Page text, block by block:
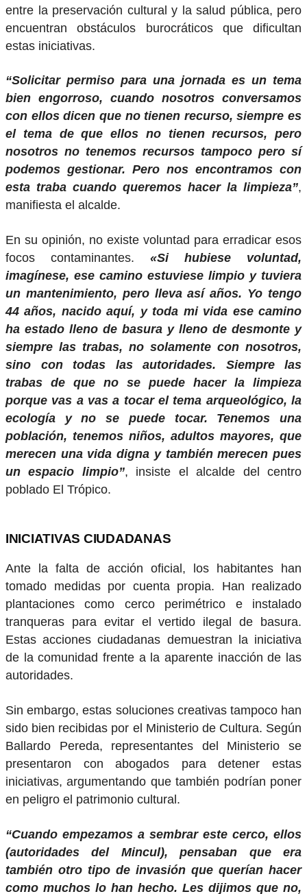
entre la preservación cultural y la salud pública, pero
encuentran obstáculos burocráticos que dificultan
estas iniciativas.
“Solicitar permiso para una jornada es un tema
bien engorroso, cuando nosotros conversamos
con ellos dicen que no tienen recurso, siempre es
el tema de que ellos no tienen recursos, pero
nosotros no tenemos recursos tampoco pero sí
podemos gestionar. Pero nos encontramos con
esta traba cuando queremos hacer la limpieza”,
manifiesta el alcalde.
En su opinión, no existe voluntad para erradicar esos
focos contaminantes. «Si hubiese voluntad,
imagínese, ese camino estuviese limpio y tuviera
un mantenimiento, pero lleva así años. Yo tengo
44 años, nacido aquí, y toda mi vida ese camino
ha estado lleno de basura y lleno de desmonte y
siempre las trabas, no solamente con nosotros,
sino con todas las autoridades. Siempre las
trabas de que no se puede hacer la limpieza
porque vas a vas a tocar el tema arqueológico, la
ecología y no se puede tocar. Tenemos una
población, tenemos niños, adultos mayores, que
merecen una vida digna y también merecen pues
un espacio limpio”, insiste el alcalde del centro
poblado El Trópico.
INICIATIVAS CIUDADANAS
Ante la falta de acción oficial, los habitantes han
tomado medidas por cuenta propia. Han realizado
plantaciones como cerco perimétrico e instalado
tranqueras para evitar el vertido ilegal de basura.
Estas acciones ciudadanas demuestran la iniciativa
de la comunidad frente a la aparente inacción de las
autoridades.
Sin embargo, estas soluciones creativas tampoco han
sido bien recibidas por el Ministerio de Cultura. Según
Ballardo Pereda, representantes del Ministerio se
presentaron con abogados para detener estas
iniciativas, argumentando que también podrían poner
en peligro el patrimonio cultural.
“Cuando empezamos a sembrar este cerco, ellos
(autoridades del Mincul), pensaban que era
también otro tipo de invasión que querían hacer
como muchos lo han hecho. Les dijimos que no,